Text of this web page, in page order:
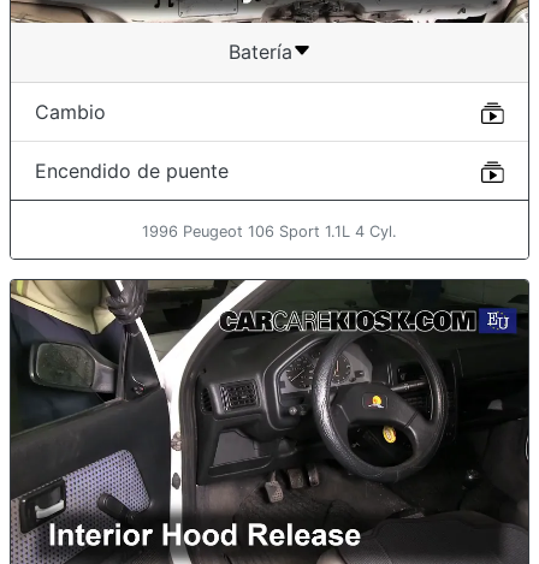
Batería
Cambio
Encendido de puente
1996 Peugeot 106 Sport 1.1L 4 Cyl.